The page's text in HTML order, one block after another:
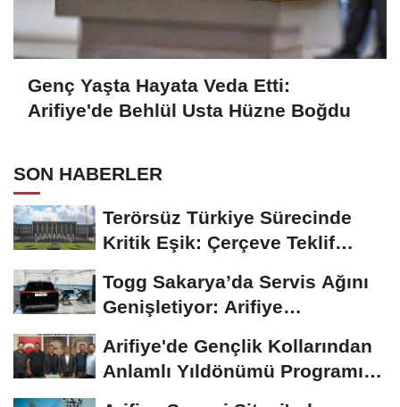
Genç Yaşta Hayata Veda Etti:
Arifiye'de Behlül Usta Hüzne Boğdu
SON HABERLER
Terörsüz Türkiye Sürecinde
Kritik Eşik: Çerçeve Teklif
Togg Sakarya’da Servis Ağını
Genişletiyor: Arifiye
Arifiye'de Gençlik Kollarından
Anlamlı Yıldönümü Programı: